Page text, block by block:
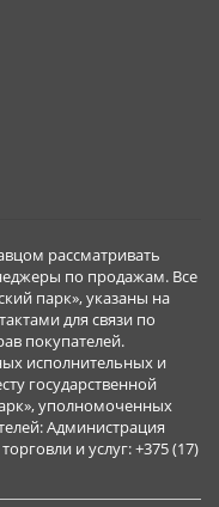
рассматривать
по продажам. Все
парк», указаны на
для связи по
покупателей.
исполнительных и
государственной
уполномоченных
Администрация
и услуг: +375 (17)